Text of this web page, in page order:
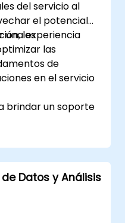
del servicio al
el potencial
una experiencia
las
los
de
en el servicio
brindar un soporte
que atiendan las
prácticas para
Datos y Análisis